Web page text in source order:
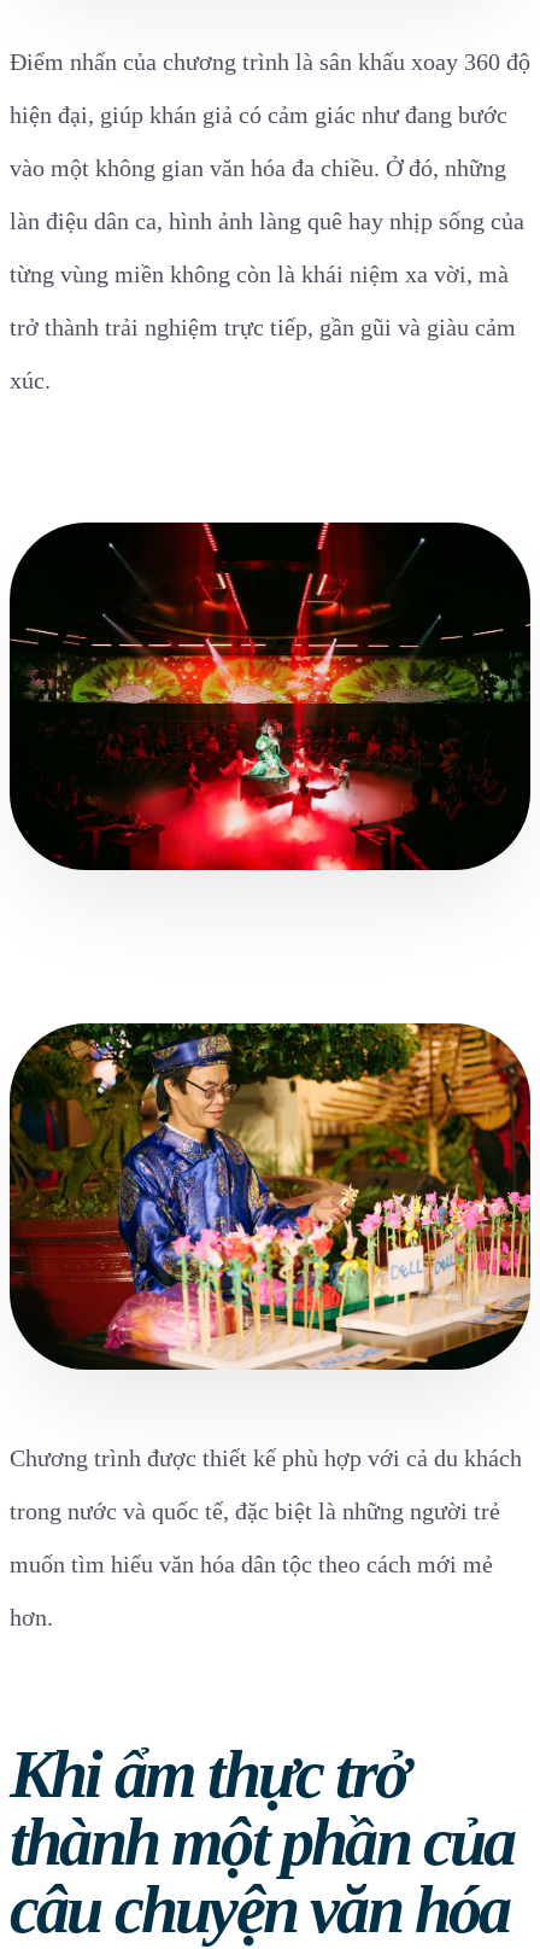
Điểm nhấn của chương trình là sân khấu xoay 360 độ
hiện đại, giúp khán giả có cảm giác như đang bước
vào một không gian văn hóa đa chiều. Ở đó, những
làn điệu dân ca, hình ảnh làng quê hay nhịp sống của
từng vùng miền không còn là khái niệm xa vời, mà
trở thành trải nghiệm trực tiếp, gần gũi và giàu cảm
xúc.
Chương trình được thiết kế phù hợp với cả du khách
trong nước và quốc tế, đặc biệt là những người trẻ
muốn tìm hiểu văn hóa dân tộc theo cách mới mẻ
hơn.
Khi ẩm thực trở
thành một phần của
câu chuyện văn hóa